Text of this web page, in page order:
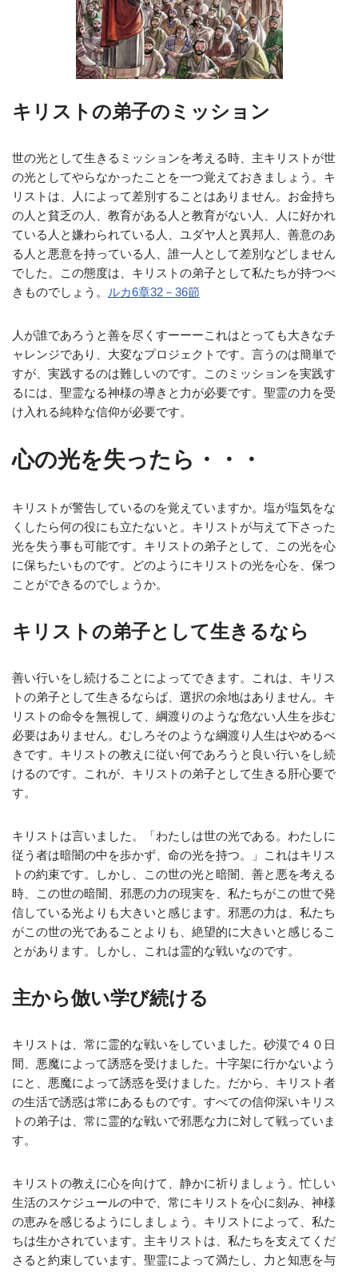
キリストの弟子のミッション
世の光として生きるミッションを考える時、主キリストが世
の光としてやらなかったことを一つ覚えておきましょう。キ
リストは、人によって差別することはありません。お金持ち
の人と貧乏の人、教育がある人と教育がない人、人に好かれ
ている人と嫌わられている人、ユダヤ人と異邦人、善意のあ
る人と悪意を持っている人、誰一人として差別などしません
でした。この態度は、キリストの弟子として私たちが持つべ
きものでしょう。
ルカ6章32－36節
人が誰であろうと善を尽くすーーーこれはとっても大きなチ
ャレンジであり、大変なプロジェクトです。言うのは簡単で
すが、実践するのは難しいのです。このミッションを実践す
るには、聖霊なる神様の導きと力が必要です。聖霊の力を受
け入れる純粋な信仰が必要です。
心の光を失ったら・・・
キリストが警告しているのを覚えていますか。塩が塩気をな
くしたら何の役にも立たないと。キリストが与えて下さった
光を失う事も可能です。キリストの弟子として、この光を心
に保ちたいものです。どのようにキリストの光を心を、保つ
ことができるのでしょうか。
キリストの弟子として生きるなら
善い行いをし続けることによってできます。これは、キリス
トの弟子として生きるならば、選択の余地はありません。キ
リストの命令を無視して、綱渡りのような危ない人生を歩む
必要はありません。むしろそのような綱渡り人生はやめるべ
きです。キリストの教えに従い何であろうと良い行いをし続
けるのです。これが、キリストの弟子として生きる肝心要で
す。
キリストは言いました。「わたしは世の光である。わたしに
従う者は暗闇の中を歩かず、命の光を持つ。」これはキリス
トの約束です。しかし、この世の光と暗闇、善と悪を考える
時、この世の暗闇、邪悪の力の現実を、私たちがこの世で発
信している光よりも大きいと感じます。邪悪の力は、私たち
がこの世の光であることよりも、絶望的に大きいと感じるこ
とがあります。しかし、これは霊的な戦いなのです。
主から倣い学び続ける
キリストは、常に霊的な戦いをしていました。砂漠で４０日
間、悪魔によって誘惑を受けました。十字架に行かないよう
にと、悪魔によって誘惑を受けました。だから、キリスト者
の生活で誘惑は常にあるものです。すべての信仰深いキリス
トの弟子は、常に霊的な戦いで邪悪な力に対して戦っていま
す。
キリストの教えに心を向けて、静かに祈りましょう。忙しい
生活のスケジュールの中で、常にキリストを心に刻み、神様
の恵みを感じるようにしましょう。キリストによって、私た
ちは生かされています。主キリストは、私たちを支えてくだ
さると約束しています。聖霊によって満たし、力と知恵を与